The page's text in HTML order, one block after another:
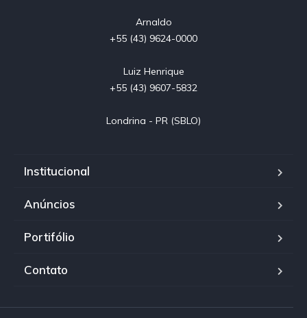
Arnaldo
+55 (43) 9624-0000
Luiz Henrique
+55 (43) 9607-5832
Londrina - PR (SBLO)
Institucional
Anúncios
Portifólio
Contato